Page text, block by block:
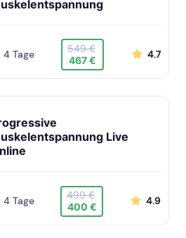
4 Tage
549 €
467 €
4.7
Live
4 Tage
499 €
400 €
4.9